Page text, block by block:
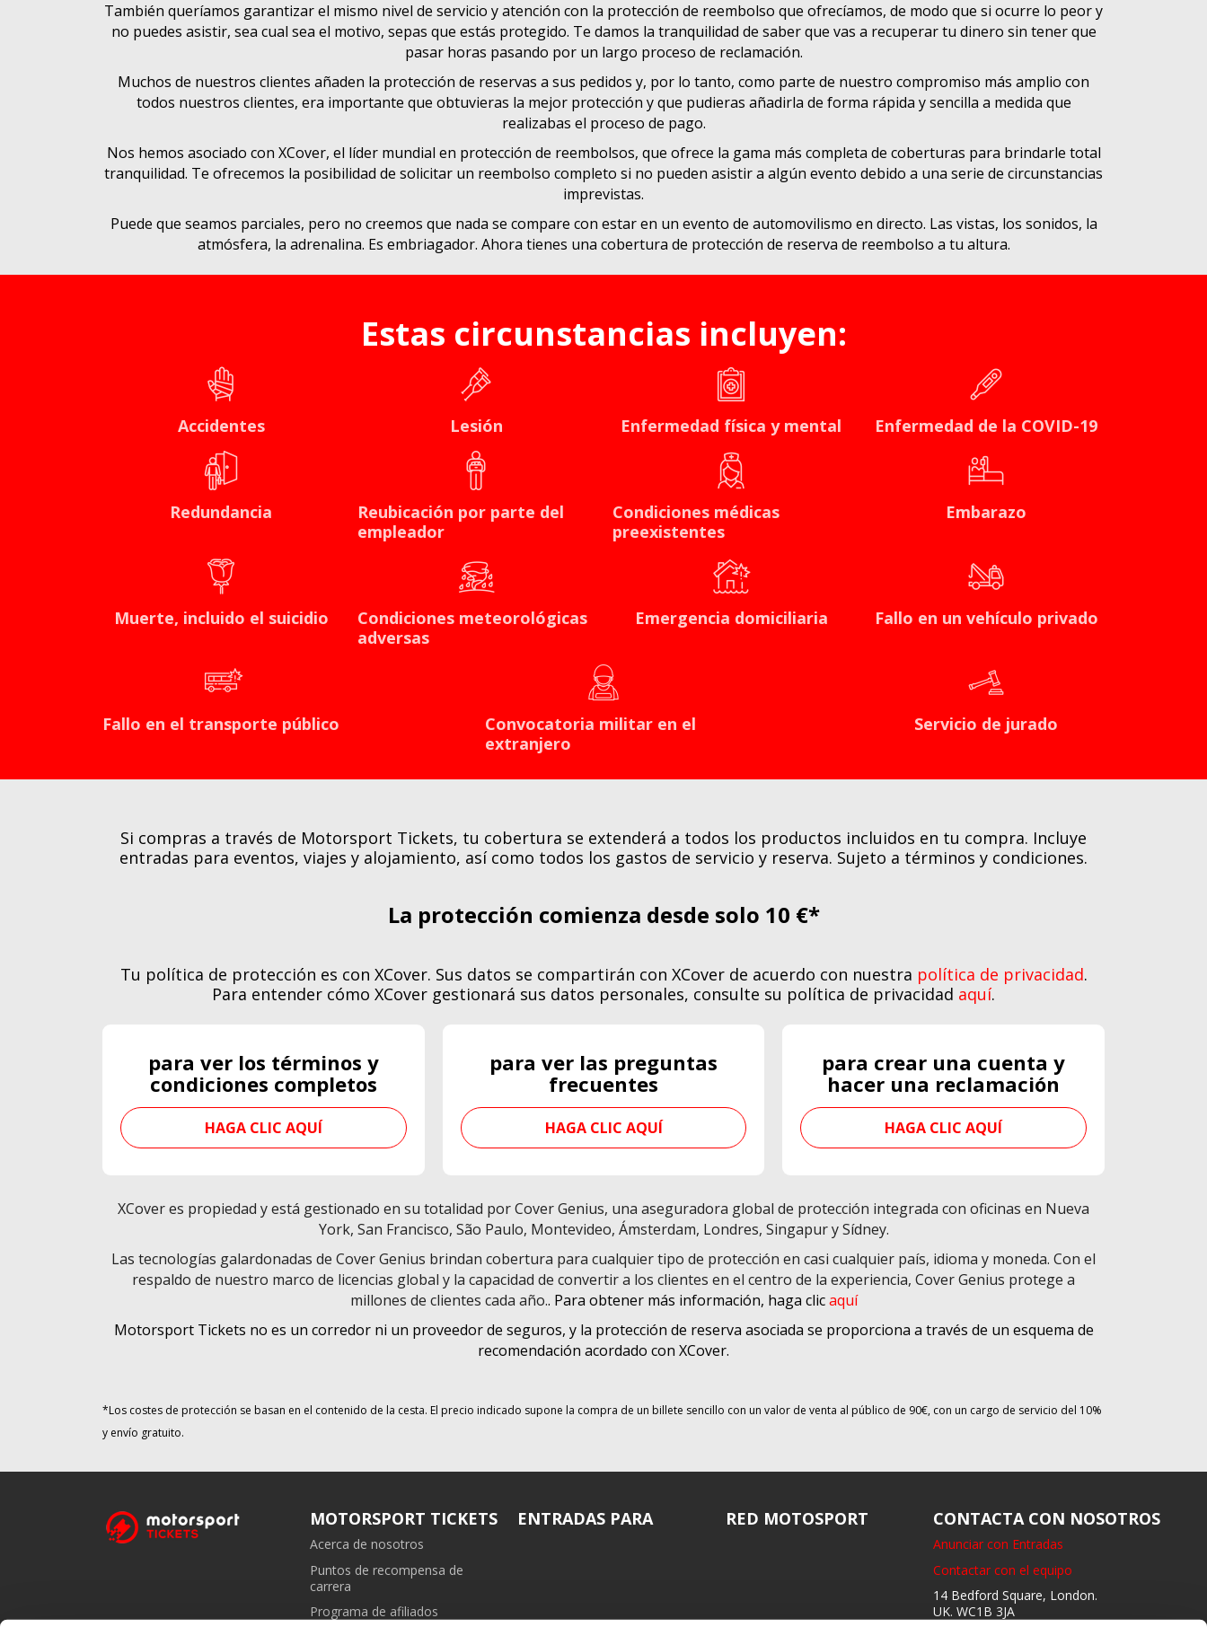
También queríamos garantizar el mismo nivel de servicio y atención con la protección de reembolso que ofrecíamos, de modo que si ocurre lo peor y
no puedes asistir, sea cual sea el motivo, sepas que estás protegido. Te damos la tranquilidad de saber que vas a recuperar tu dinero sin tener que
pasar horas pasando por un largo proceso de reclamación.
Muchos de nuestros clientes añaden la protección de reservas a sus pedidos y, por lo tanto, como parte de nuestro compromiso más amplio con
todos nuestros clientes, era importante que obtuvieras la mejor protección y que pudieras añadirla de forma rápida y sencilla a medida que
realizabas el proceso de pago.
Nos hemos asociado con XCover, el líder mundial en protección de reembolsos, que ofrece la gama más completa de coberturas para brindarle total
tranquilidad. Te ofrecemos la posibilidad de solicitar un reembolso completo si no pueden asistir a algún evento debido a una serie de circunstancias
imprevistas.
Puede que seamos parciales, pero no creemos que nada se compare con estar en un evento de automovilismo en directo. Las vistas, los sonidos, la
atmósfera, la adrenalina. Es embriagador. Ahora tienes una cobertura de protección de reserva de reembolso a tu altura.
Estas circunstancias incluyen:
Accidentes Lesión Enfermedad física y mental Enfermedad de la COVID-19
Redundancia
Reubicación por parte del
empleador
Condiciones médicas
preexistentes
Embarazo
Muerte, incluido el suicidio
Condiciones meteorológicas
adversas
Emergencia domiciliaria Fallo en un vehículo privado
Fallo en el transporte público
Convocatoria militar en el
extranjero
Servicio de jurado
Si compras a través de Motorsport Tickets, tu cobertura se extenderá a todos los productos incluidos en tu compra. Incluye
entradas para eventos, viajes y alojamiento, así como todos los gastos de servicio y reserva. Sujeto a términos y condiciones.
La protección comienza desde solo 10 €*
Tu política de protección es con XCover. Sus datos se compartirán con XCover de acuerdo con nuestra política de privacidad.
Para entender cómo XCover gestionará sus datos personales, consulte su política de privacidad aquí.
para ver los términos y
condiciones completos
HAGA CLIC AQUÍ
para ver las preguntas
frecuentes
HAGA CLIC AQUÍ
para crear una cuenta y
hacer una reclamación
HAGA CLIC AQUÍ
XCover es propiedad y está gestionado en su totalidad por Cover Genius, una aseguradora global de protección integrada con oficinas en Nueva
York, San Francisco, São Paulo, Montevideo, Ámsterdam, Londres, Singapur y Sídney.
Las tecnologías galardonadas de Cover Genius brindan cobertura para cualquier tipo de protección en casi cualquier país, idioma y moneda. Con el
respaldo de nuestro marco de licencias global y la capacidad de convertir a los clientes en el centro de la experiencia, Cover Genius protege a
millones de clientes cada año.. Para obtener más información, haga clicaquí
Motorsport Tickets no es un corredor ni un proveedor de seguros, y la protección de reserva asociada se proporciona a través de un esquema de
recomendación acordado con XCover.
*Los costes de protección se basan en el contenido de la cesta. El precio indicado supone la compra de un billete sencillo con un valor de venta al público de 90€, con un cargo de servicio del 10%
y envío gratuito.
MOTORSPORT TICKETS
Acerca de nosotros
Puntos de recompensa de
carrera
Programa de afiliados
ENTRADAS PARA RED MOTOSPORT CONTACTA CON NOSOTROS
Anunciar con Entradas
Contactar con el equipo
14 Bedford Square, London.
UK. WC1B 3JA